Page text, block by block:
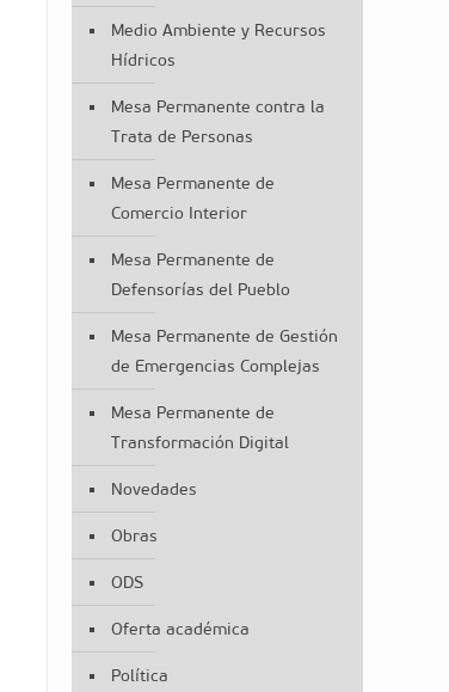
Medio Ambiente y Recursos
Hídricos
Mesa Permanente contra la
Trata de Personas
Mesa Permanente de
Comercio Interior
Mesa Permanente de
Defensorías del Pueblo
Mesa Permanente de Gestión
de Emergencias Complejas
Mesa Permanente de
Transformación Digital
Novedades
Obras
ODS
Oferta académica
Política